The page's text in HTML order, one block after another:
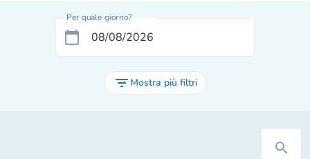
Per quale giorno?
calendar_today
filter_list Mostra più filtri
search